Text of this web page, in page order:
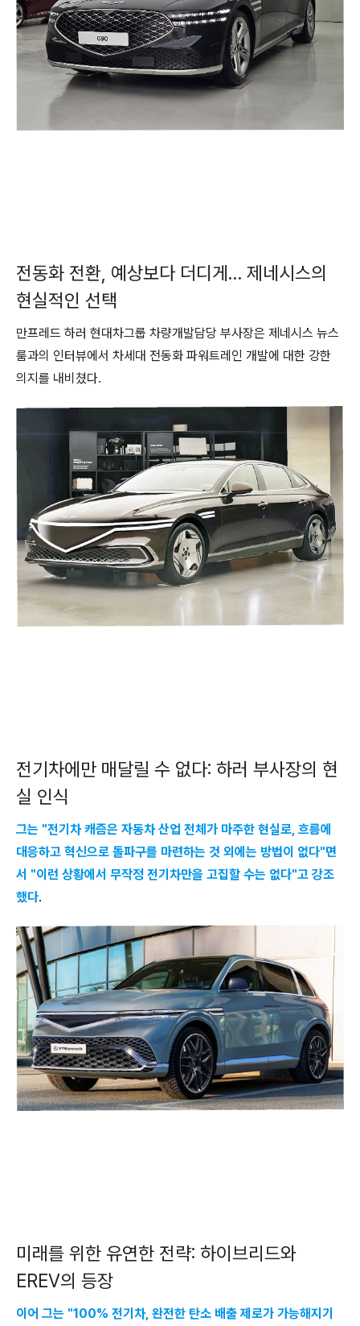
전동화 전환, 예상보다 더디게… 제네시스의
현실적인 선택
만프레드 하러 현대차그룹 차량개발담당 부사장은 제네시스 뉴스
룸과의 인터뷰에서 차세대 전동화 파워트레인 개발에 대한 강한
의지를 내비쳤다.
전기차에만 매달릴 수 없다: 하러 부사장의 현
실 인식
그는 "전기차 캐즘은 자동차 산업 전체가 마주한 현실로, 흐름에
대응하고 혁신으로 돌파구를 마련하는 것 외에는 방법이 없다"면
서 "이런 상황에서 무작정 전기차만을 고집할 수는 없다"고 강조
했다.
미래를 위한 유연한 전략: 하이브리드와
EREV의 등장
이어 그는 "100% 전기차, 완전한 탄소 배출 제로가 가능해지기